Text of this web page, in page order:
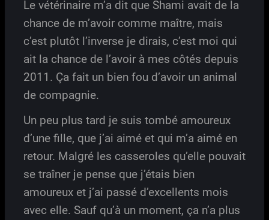
Le vétérinaire m’a dit que Shami avait de la
chance de m’avoir comme maître, mais
c’est plutôt l’inverse je dirais, c’est moi qui
ait la chance de l’avoir à mes côtés depuis
2011. Ça fait un bien fou d’avoir un animal
de compagnie.
Un peu plus tard je suis tombé amoureux
d’une fille, que j’ai aimé et qui m’a aimé en
retour. Malgré les casseroles qu’elle pouvait
se traîner je pense que j’étais bien
amoureux et j’ai passé d’excellents mois
avec elle. Sauf qu’à un moment, ça n’a plus